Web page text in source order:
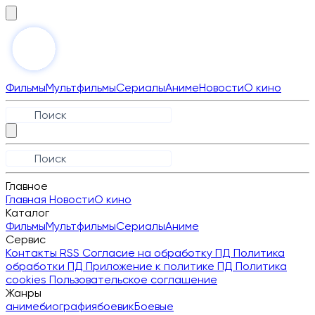
ФильмыМультфильмыСериалыАнимеНовостиО кино
Главное
Главная НовостиО кино
Каталог
ФильмыМультфильмыСериалыАниме
Сервис
Контакты RSS Согласие на обработку ПД Политика
обработки ПД Приложение к политике ПД Политика
cookies Пользовательское соглашение
Жанры
анимебиографиябоевикБоевые